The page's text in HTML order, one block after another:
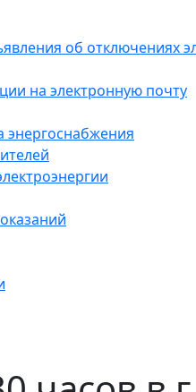
об отключениях
на электронную почту
энергоснабжения